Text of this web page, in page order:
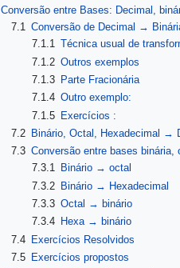
Conversão entre Bases: Decimal,
7.1 Conversão de Decimal →
7.1.1 Técnica usual de
7.1.2 Outros exemplos
7.1.3 Parte Fracionária
7.1.4 Outro exemplo:
7.1.5 Exercícios :
7.2
Binário, Octal, Hexadecimal →
7.3 Conversão entre bases binária,
7.3.1 Binário → octal
7.3.2 Binário → Hexadecimal
7.3.3 Octal → binário
7.3.4 Hexa → binário
7.4 Exercícios Resolvidos
7.5
Exercícios propostos